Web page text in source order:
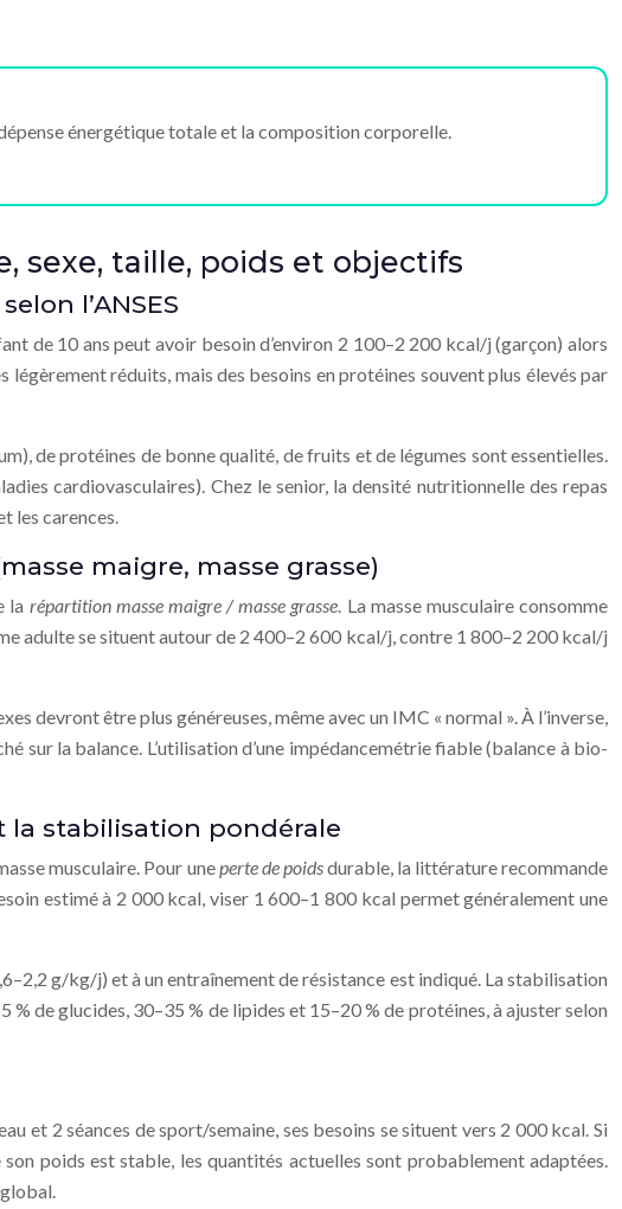
énergétique totale et la composition corporelle.
sexe, taille, poids et objectifs
l’ANSES
de 10 ans peut avoir besoin d’environ 2 100–2 200 kcal/j (garçon) alors
réduits, mais des besoins en protéines souvent plus élevés par
de protéines de bonne qualité, de fruits et de légumes sont essentielles.
cardiovasculaires). Chez le senior, la densité nutritionnelle des repas
les carences.
maigre, masse grasse)
la répartition masse maigre / masse grasse. La masse musculaire consomme
adulte se situent autour de 2 400–2 600 kcal/j, contre 1 800–2 200 kcal/j
devront être plus généreuses, même avec un IMC « normal ». À l’inverse,
sur la balance. L’utilisation d’une impédancemétrie fiable (balance à bio-
la stabilisation pondérale
musculaire. Pour uneperte de poidsdurable, la littérature recommande
estimé à 2 000 kcal, viser 1 600–1 800 kcal permet généralement une
g/kg/j) et à un entraînement de résistance est indiqué. La stabilisation
de glucides, 30–35 % de lipides et 15–20 % de protéines, à ajuster selon
et 2 séances de sport/semaine, ses besoins se situent vers 2 000 kcal. Si
poids est stable, les quantités actuelles sont probablement adaptées.